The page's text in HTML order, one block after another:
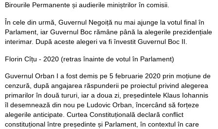
Birourile Permanente și audierile miniștrilor în comisii.
În cele din urmă, Guvernul Negoiță nu mai ajunge la votul final în
Parlament, iar Guvernul Boc rămâne până la alegerile prezidențiale
interimar. După aceste alegeri va fi învestit Guvernul Boc II.
Florin Cîțu - 2020 (retras înainte de votul în Parlament)
Guvernul Orban I a fost demis pe 5 februarie 2020 prin moțiune de
cenzură, după angajarea răspunderii pe proiectul privind alegerea
primarilor în două tururi, iar a doua zi, președintele Klaus Iohannis
îl desemnează din nou pe Ludovic Orban, încercând să forțeze
alegerile anticipate. Curtea Constituțională declară conflict
constituțional între președinte și Parlament, în contextul în care